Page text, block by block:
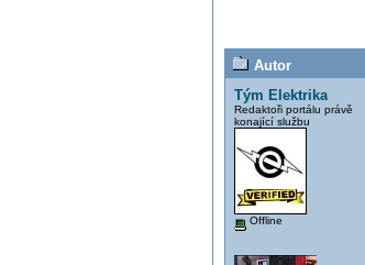
Autor
Tým Elektrika
Redaktoři portálu právě
konající službu
Offline